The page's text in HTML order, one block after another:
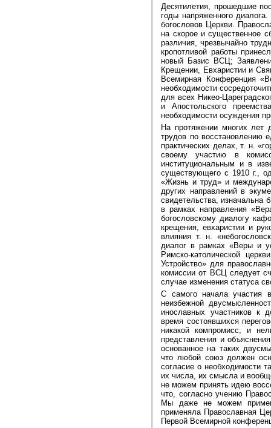
Десятилетия, прошедшие
годы напряженного
богословов Церкви.
на скорое и существенное
различия, чрезвычайно
кропотливой работы
новый Базис ВСЦ;
Крещении, Евхаристии и
Всемирная Конференция
необходимости
для всех Никео-
и Апостольского
необходимости осуждения
На протяжении многих лет
трудов по восстановлению
практических делах, т. н.
своему участию в
институциональным и в
существующего с 1910 г.,
«Жизнь и труд» и
других направлений в
свидетельства, изначальна
в рамках направления
богословскому диалогу
крещения, евхаристии и
влияния т. н.
диалог в рамках «Веры и
Римско-католической
Устройство» для
комиссии от ВСЦ следует
случае изменения статуса
С самого начала участия
неизбежной
инославных участников к
время состоявшихся
никакой компромисс, и
представления и
основанное на таких
что любой союз должен
согласие о необходимости
их числа, их смысла и
не можем принять идею
что, согласно учению
Мы даже не можем
применяла Православная
Первой Всемирной